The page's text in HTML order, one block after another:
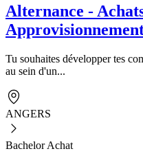
Alternance -
Tu souhaites développer tes
au sein d'un...
ANGERS
Bachelor Achat